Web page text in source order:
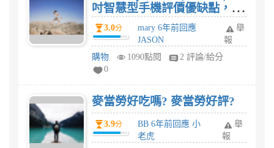
吋智慧型手機評價優缺點，
SONY Xperia 10 (4G/64G) 6
吋智慧型手機值得買嗎?
3.0分
mary 6年前回應
JASON
舉
報
購物
1090點閱
2 評論/給分
0
麥當勞好吃嗎? 麥當勞好評?
3.9分
BB 6年前回應 小
老虎
舉
報